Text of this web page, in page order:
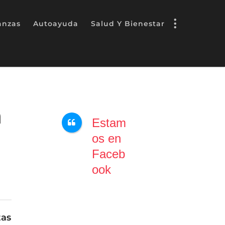
Autoayuda Salud Y Bienestar
Estam
os en
Faceb
ook